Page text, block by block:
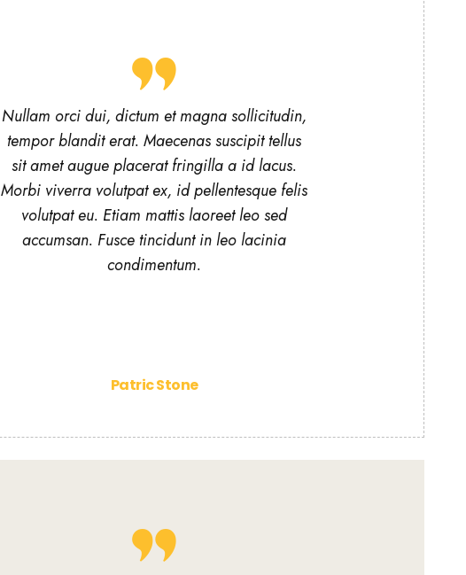
Nullam orci dui, dictum et magna sollicitudin,
tempor blandit erat. Maecenas suscipit tellus
sit amet augue placerat fringilla a id lacus.
Morbi viverra volutpat ex, id pellentesque felis
volutpat eu. Etiam mattis laoreet leo sed
accumsan. Fusce tincidunt in leo lacinia
condimentum.
Patric Stone